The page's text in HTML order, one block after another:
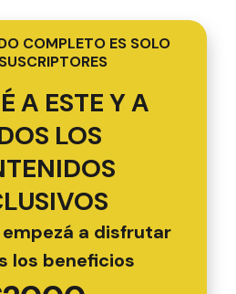
COMPLETO ES SOLO
A ESTE Y A
LOS
a disfrutar
los beneficios